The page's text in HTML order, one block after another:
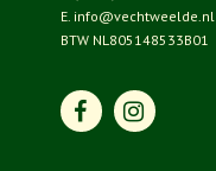
E. info@vechtweelde.nl
BTW NL805148533B01